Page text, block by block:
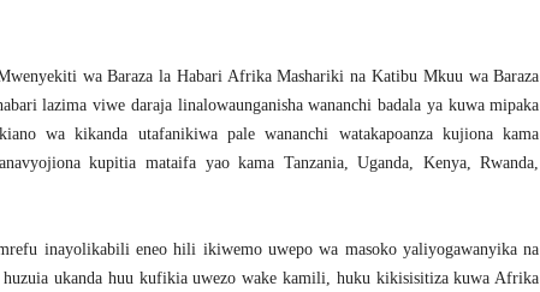
wa Baraza la Habari Afrika Mashariki na Katibu Mkuu wa Baraza
lazima viwe daraja linalowaunganisha wananchi badala ya kuwa mipaka
wa kikanda utafanikiwa pale wananchi watakapoanza kujiona kama
kupitia mataifa yao kama Tanzania, Uganda, Kenya, Rwanda,
inayolikabili eneo hili ikiwemo uwepo wa masoko yaliyogawanyika na
ukanda huu kufikia uwezo wake kamili, huku kikisisitiza kuwa Afrika